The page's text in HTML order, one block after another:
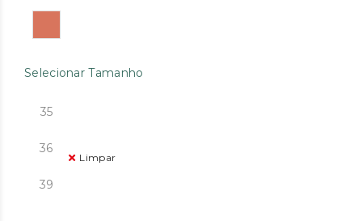
Selecionar Tamanho
35
36
39
Limpar